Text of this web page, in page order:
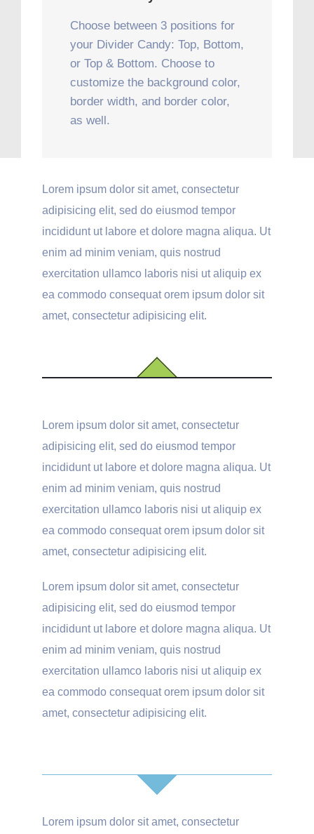
Choose between 3 positions for
your Divider Candy: Top, Bottom,
or Top & Bottom. Choose to
customize the background color,
border width, and border color,
as well.
Lorem ipsum dolor sit amet, consectetur
adipisicing elit, sed do eiusmod tempor
incididunt ut labore et dolore magna aliqua. Ut
enim ad minim veniam, quis nostrud
exercitation ullamco laboris nisi ut aliquip ex
ea commodo consequat orem ipsum dolor sit
amet, consectetur adipisicing elit.
Lorem ipsum dolor sit amet, consectetur
adipisicing elit, sed do eiusmod tempor
incididunt ut labore et dolore magna aliqua. Ut
enim ad minim veniam, quis nostrud
exercitation ullamco laboris nisi ut aliquip ex
ea commodo consequat orem ipsum dolor sit
amet, consectetur adipisicing elit.
Lorem ipsum dolor sit amet, consectetur
adipisicing elit, sed do eiusmod tempor
incididunt ut labore et dolore magna aliqua. Ut
enim ad minim veniam, quis nostrud
exercitation ullamco laboris nisi ut aliquip ex
ea commodo consequat orem ipsum dolor sit
amet, consectetur adipisicing elit.
Lorem ipsum dolor sit amet, consectetur